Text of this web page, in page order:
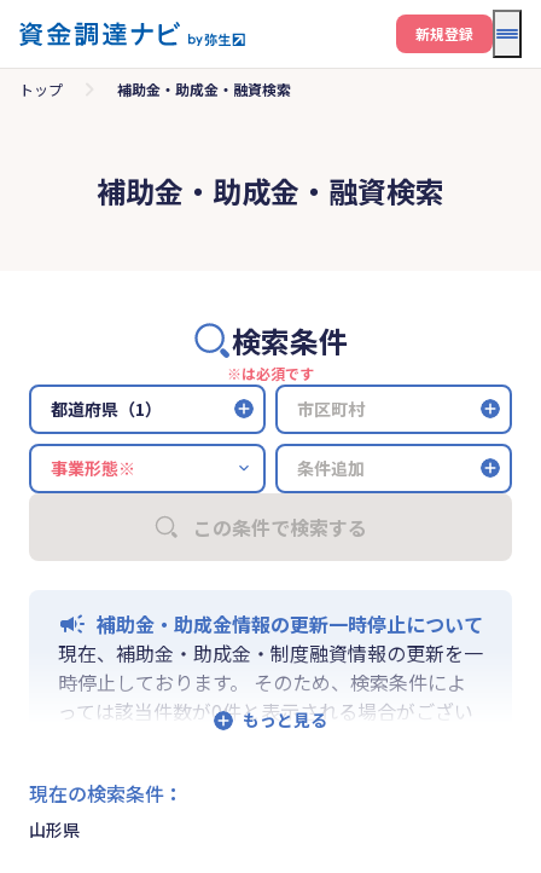
メ
新規登録
トップ 補助金・助成金・融資検索
補助金・助成金・融資検索
検索条件
※は必須です
都道府県（1） 市区町村
条件追加
この条件で検索する
補助金・助成金情報の更新一時停止について
現在、補助金・助成金・制度融資情報の更新を一
時停止しております。 そのため、検索条件によ
っては該当件数が0件と表示される場合がござい
ます。 ご迷惑をおかけしますが、更新再開まで
なお、融資情報、ならびに「学ぶ」「作る」「相
談する」の各機能は通常通りご利用いただけま
現在の検索条件 ：
山形県